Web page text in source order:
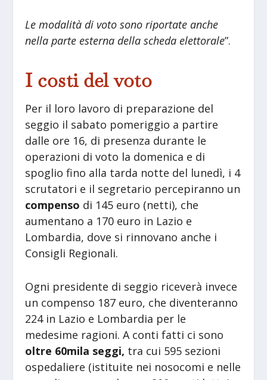
Le modalità di voto sono riportate anche
nella parte esterna della scheda elettorale”.
I costi del voto
Per il loro lavoro di preparazione del
seggio il sabato pomeriggio a partire
dalle ore 16, di presenza durante le
operazioni di voto la domenica e di
spoglio fino alla tarda notte del lunedì, i 4
scrutatori e il segretario percepiranno un
compenso di 145 euro (netti), che
aumentano a 170 euro in Lazio e
Lombardia, dove si rinnovano anche i
Consigli Regionali.
Ogni presidente di seggio riceverà invece
un compenso 187 euro, che diventeranno
224 in Lazio e Lombardia per le
medesime ragioni. A conti fatti ci sono
oltre 60mila seggi, tra cui 595 sezioni
ospedaliere (istituite nei nosocomi e nelle